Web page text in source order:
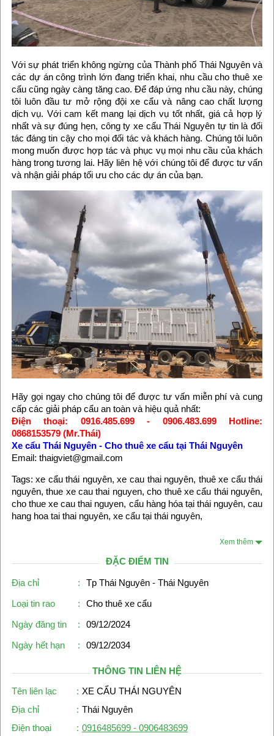
Với sự phát triển không ngừng của Thành phố Thái Nguyên và
các dự án công trình lớn đang triển khai, nhu cầu cho thuê xe
cẩu cũng ngày càng tăng cao. Để đáp ứng nhu cầu này, chúng
tôi luôn đầu tư mở rộng đội xe cẩu và nâng cao chất lượng
dịch vụ. Với cam kết mang lại dịch vụ tốt nhất, giá cả hợp lý
nhất và sự đúng hẹn, công ty xe cẩu Thái Nguyên tự tin là đối
tác đáng tin cậy cho mọi đối tác và khách hàng. Chúng tôi luôn
mong muốn được hợp tác và phục vụ mọi nhu cầu của khách
hàng trong tương lai. Hãy liên hệ với chúng tôi để được tư vấn
và nhận giải pháp tối ưu cho các dự án của bạn.
Hãy gọi ngay cho chúng tôi để được tư vấn miễn phí và cung
cấp các giải pháp cẩu an toàn và hiệu quả nhất:
Điện thoại: 0916.485.699 - 0906.483.699 Hotline:
0868153579 (Mr.Thái)
Xe cẩu Thái Nguyên- Cho thuê xe cẩu tại Thái Nguyên
Email: thaigviet@gmail.com
Tags: xe cẩu thái nguyên, xe cau thai nguyên, thuê xe cẩu thái
nguyên, thue xe cau thai nguyen, cho thuê xe cẩu thái nguyên,
cho thue xe cau thai nguyen, cẩu hàng hóa tại thái nguyên, cau
hang hoa tai thai nguyên, xe cẩu tại thái nguyên,
Xem thêm
ĐẶC ĐIỂM TIN
Địa chỉ :
Tp Thái Nguyên - Thái Nguyên
Loại tin rao
:
Cho thuê xe cẩu
Ngày đăng tin
:
09/12/2024
Ngày hết hạn
: 09/12/2034
THÔNG TIN LIÊN HỆ
Tên liên lạc
: XE CẨU THÁI NGUYÊN
Địa chỉ
: Thái Nguyên
Điện thoại
: 0916485699 - 0906483699